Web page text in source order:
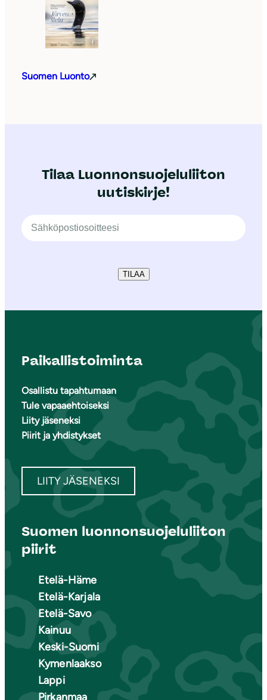
Suomen Luonto
Tilaa Luonnonsuojeluliiton
uutiskirje!
TILAA
Paikallistoiminta
Osallistu tapahtumaan
Tule vapaaehtoiseksi
Liity jäseneksi
Piirit ja yhdistykset
LIITY JÄSENEKSI
Suomen luonnonsuojeluliiton
piirit
Etelä-Häme
Etelä-Karjala
Etelä-Savo
Kainuu
Keski-Suomi
Kymenlaakso
Lappi
Pirkanmaa